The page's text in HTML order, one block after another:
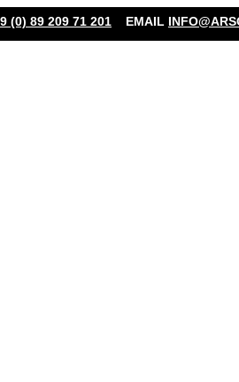
(0) 89 209 71 201 EMAIL